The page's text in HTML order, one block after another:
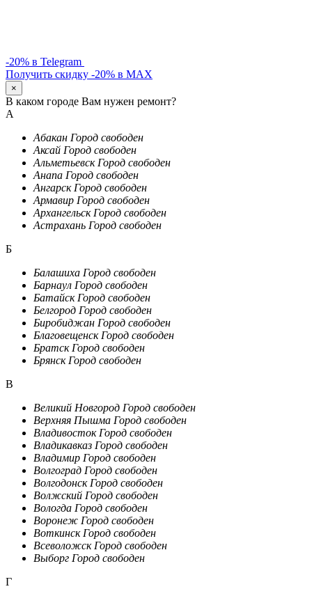
-20% в Telegram
Получить скидку -20% в MAX
×
В каком городе Вам нужен ремонт?
А
Абакан Город свободен
Аксай Город свободен
Альметьевск Город свободен
Анапа Город свободен
Ангарск Город свободен
Армавир Город свободен
Архангельск Город свободен
Астрахань Город свободен
Б
Балашиха Город свободен
Барнаул Город свободен
Батайск Город свободен
Белгород Город свободен
Биробиджан Город свободен
Благовещенск Город свободен
Братск Город свободен
Брянск Город свободен
В
Великий Новгород Город свободен
Верхняя Пышма Город свободен
Владивосток Город свободен
Владикавказ Город свободен
Владимир Город свободен
Волгоград Город свободен
Волгодонск Город свободен
Волжский Город свободен
Вологда Город свободен
Воронеж Город свободен
Воткинск Город свободен
Всеволожск Город свободен
Выборг Город свободен
Г